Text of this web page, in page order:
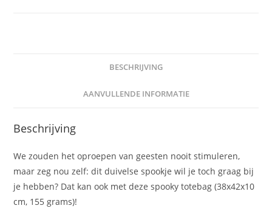
BESCHRIJVING
AANVULLENDE INFORMATIE
Beschrijving
We zouden het oproepen van geesten nooit stimuleren,
maar zeg nou zelf: dit duivelse spookje wil je toch graag bij
je hebben? Dat kan ook met deze spooky totebag (38x42x10
cm, 155 grams)!